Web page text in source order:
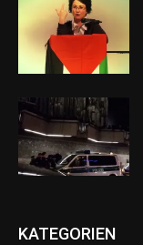
KATEGORIEN